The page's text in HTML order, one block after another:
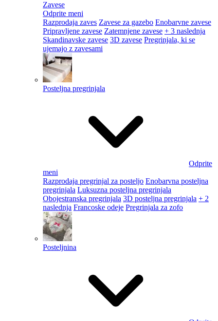
Zavese
Odprite meni
Razprodaja zaves Zavese za gazebo Enobarvne zavese
Pripravljene zavese Zatemnjene zavese + 3 naslednja
Skandinavske zavese 3D zavese Pregrinjala, ki se
ujemajo z zavesami
Posteljna pregrinjala
Odprite
meni
Razprodaja pregrinjal za posteljo Enobarvna posteljna
pregrinjala Luksuzna posteljna pregrinjala
Obojestranska pregrinjala 3D posteljna pregrinjala + 2
naslednja Francoske odeje Pregrinjala za zofo
Posteljnina